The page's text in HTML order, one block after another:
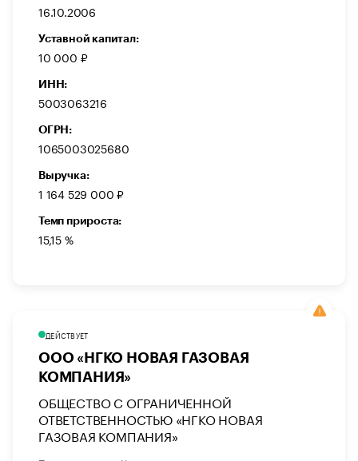
16.10.2006
Уставной капитал:
10 000 ₽
ИНН:
5003063216
ОГРН:
1065003025680
Выручка:
1 164 529 000 ₽
Темп прироста:
15,15 %
ДЕЙСТВУЕТ
ООО «НГКО НОВАЯ ГАЗОВАЯ
КОМПАНИЯ»
ОБЩЕСТВО С ОГРАНИЧЕННОЙ
ОТВЕТСТВЕННОСТЬЮ «НГКО НОВАЯ
ГАЗОВАЯ КОМПАНИЯ»